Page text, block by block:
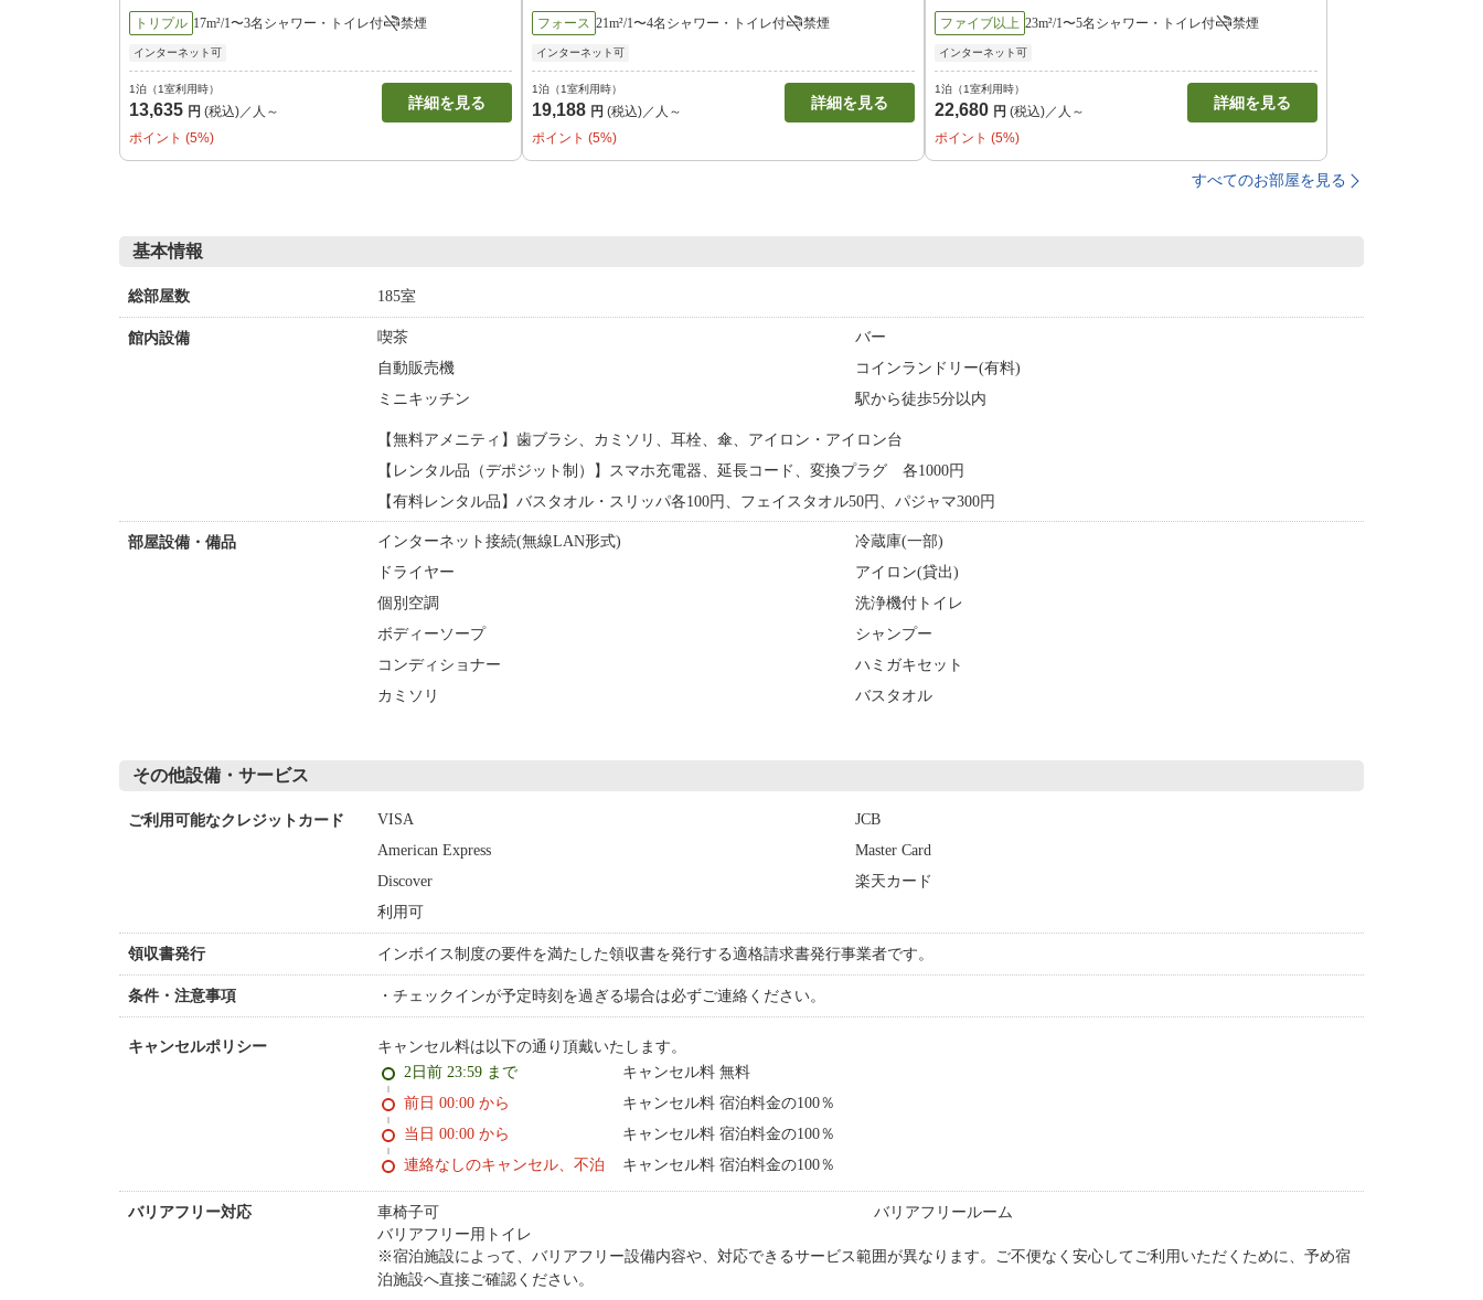
トリプル 17m²/1〜3名 シャワー・トイレ付 禁煙
インターネット可
1泊（1室利用時）
13,635 円 (税込)／人～ 詳細を見る
ポイント (5%)
フォース 21m²/1〜4名 シャワー・トイレ付 禁煙
インターネット可
1泊（1室利用時）
19,188 円 (税込)／人～ 詳細を見る
ポイント (5%)
ファイブ以上 23m²/1〜5名 シャワー・トイレ付 禁煙
インターネット可
1泊（1室利用時）
22,680 円 (税込)／人～ 詳細を見る
ポイント (5%)
すべてのお部屋を見る
基本情報
総部屋数 185室
館内設備 喫茶
バー
自動販売機
コインランドリー(有料)
ミニキッチン
駅から徒歩5分以内
【無料アメニティ】歯ブラシ、カミソリ、耳栓、傘、アイロン・アイロン台
【レンタル品（デポジット制）】スマホ充電器、延長コード、変換プラグ 各1000円
【有料レンタル品】バスタオル・スリッパ各100円、フェイスタオル50円、パジャマ300円
部屋設備・備品 インターネット接続(無線LAN形式)
冷蔵庫(一部)
ドライヤー
アイロン(貸出)
個別空調
洗浄機付トイレ
ボディーソープ
シャンプー
コンディショナー
ハミガキセット
カミソリ
バスタオル
その他設備・サービス
ご利用可能なクレジットカード VISA
JCB
American Express
Master Card
Discover
楽天カード
利用可
領収書発行 インボイス制度の要件を満たした領収書を発行する適格請求書発行事業者です。
条件・注意事項 チェックインが予定時刻を過ぎる場合は必ずご連絡ください。
キャンセルポリシー キャンセル料は以下の通り頂戴いたします。
2日前 23:59 まで
キャンセル料 無料
前日 00:00 から
キャンセル料 宿泊料金の100％
当日 00:00 から
キャンセル料 宿泊料金の100％
連絡なしのキャンセル、不泊
キャンセル料 宿泊料金の100％
バリアフリー対応
車椅子可
バリアフリー用トイレ
バリアフリールーム
※宿泊施設によって、バリアフリー設備内容や、対応できるサービス範囲が異なります。ご不便なく安心してご利用いただくために、予め宿
泊施設へ直接ご確認ください。